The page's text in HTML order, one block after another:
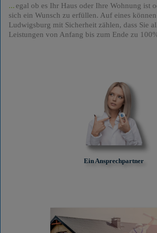
egal ob es Ihr Haus oder Ihre Wohnung ist
sich ein Wunsch zu erfüllen. Auf eines
Ludwigsburg mit Sicherheit zählen, dass Sie
Leistungen von Anfang bis zum Ende zu
Ein Ansprechpartner